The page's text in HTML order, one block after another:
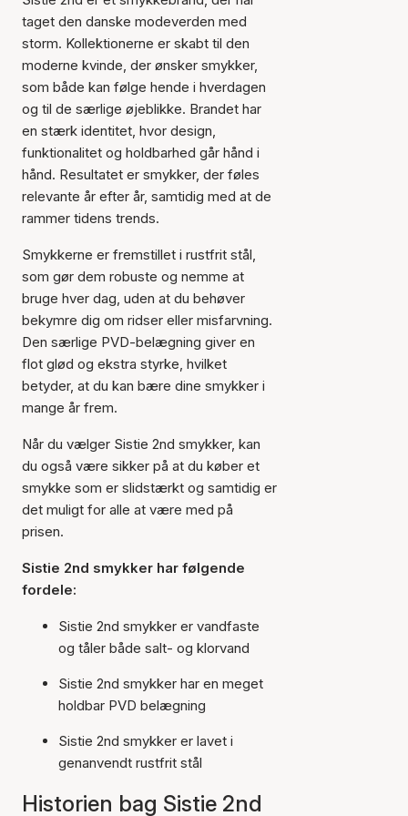
taget den danske modeverden med
storm. Kollektionerne er skabt til den
moderne kvinde, der ønsker smykker,
som både kan følge hende i hverdagen
og til de særlige øjeblikke. Brandet har
en stærk identitet, hvor design,
funktionalitet og holdbarhed går hånd i
hånd. Resultatet er smykker, der føles
relevante år efter år, samtidig med at de
rammer tidens trends.
Smykkerne er fremstillet i rustfrit stål,
som gør dem robuste og nemme at
bruge hver dag, uden at du behøver
bekymre dig om ridser eller misfarvning.
Den særlige PVD-belægning giver en
flot glød og ekstra styrke, hvilket
betyder, at du kan bære dine smykker i
mange år frem.
Når du vælger Sistie 2nd smykker, kan
du også være sikker på at du køber et
smykke som er slidstærkt og samtidig er
det muligt for alle at være med på
prisen.
Sistie 2nd smykker har følgende
fordele:
Sistie 2nd smykker er vandfaste
og tåler både salt- og klorvand
Sistie 2nd smykker har en meget
holdbar PVD belægning
Sistie 2nd smykker er lavet i
genanvendt rustfrit stål
Historien bag Sistie 2nd